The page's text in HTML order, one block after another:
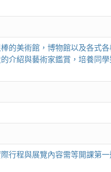
的美術館，博物館以及各式各
介紹與藝術家鑑賞，培養同
行程與展覽內容需等開課第